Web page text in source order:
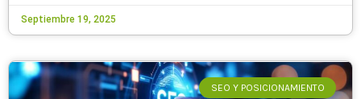
Septiembre 19, 2025
SEO Y POSICIONAMIENTO